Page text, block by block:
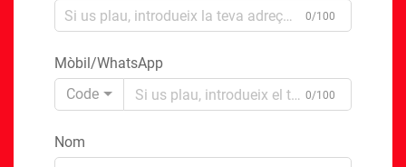
0/100
Mòbil/WhatsApp
Code
0/100
Nom